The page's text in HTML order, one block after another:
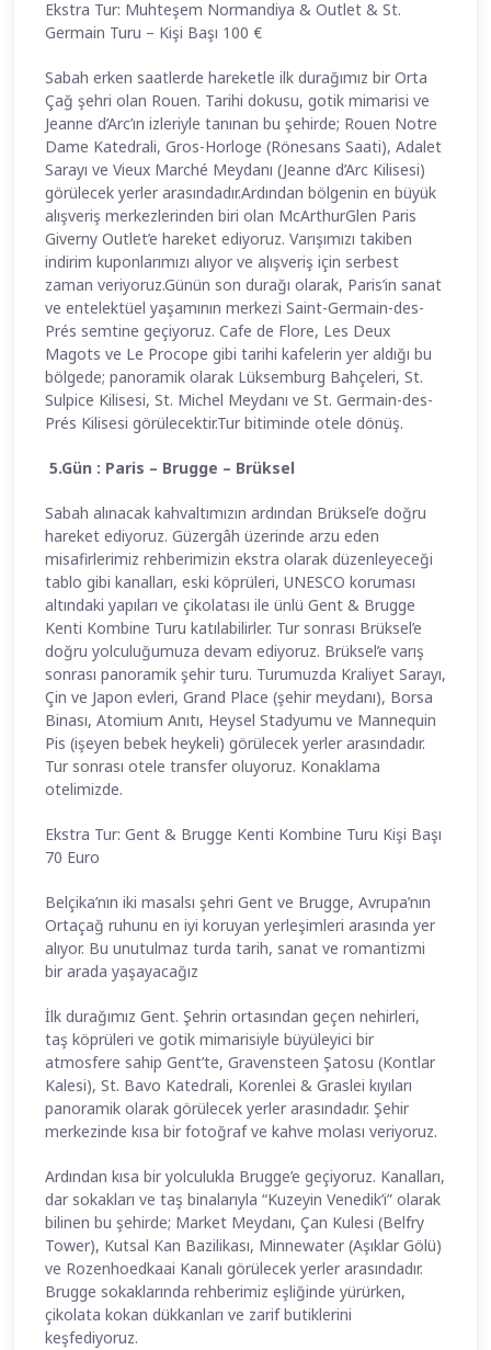
Ekstra Tur: Muhteşem Normandiya & Outlet & St.
Germain Turu – Kişi Başı 100 €
Sabah erken saatlerde hareketle ilk durağımız bir Orta
Çağ şehri olan Rouen. Tarihi dokusu, gotik mimarisi ve
Jeanne d’Arc’ın izleriyle tanınan bu şehirde; Rouen Notre
Dame Katedrali, Gros-Horloge (Rönesans Saati), Adalet
Sarayı ve Vieux Marché Meydanı (Jeanne d’Arc Kilisesi)
görülecek yerler arasındadır.Ardından bölgenin en büyük
alışveriş merkezlerinden biri olan McArthurGlen Paris
Giverny Outlet’e hareket ediyoruz. Varışımızı takiben
indirim kuponlarımızı alıyor ve alışveriş için serbest
zaman veriyoruz.Günün son durağı olarak, Paris’in sanat
ve entelektüel yaşamının merkezi Saint-Germain-des-
Prés semtine geçiyoruz. Cafe de Flore, Les Deux
Magots ve Le Procope gibi tarihi kafelerin yer aldığı bu
bölgede; panoramik olarak Lüksemburg Bahçeleri, St.
Sulpice Kilisesi, St. Michel Meydanı ve St. Germain-des-
Prés Kilisesi görülecektir.Tur bitiminde otele dönüş.
5.Gün : Paris – Brugge – Brüksel
Sabah alınacak kahvaltımızın ardından Brüksel’e doğru
hareket ediyoruz. Güzergâh üzerinde arzu eden
misafirlerimiz rehberimizin ekstra olarak düzenleyeceği
tablo gibi kanalları, eski köprüleri, UNESCO koruması
altındaki yapıları ve çikolatası ile ünlü Gent & Brugge
Kenti Kombine Turu katılabilirler. Tur sonrası Brüksel’e
doğru yolculuğumuza devam ediyoruz. Brüksel’e varış
sonrası panoramik şehir turu. Turumuzda Kraliyet Sarayı,
Çin ve Japon evleri, Grand Place (şehir meydanı), Borsa
Binası, Atomium Anıtı, Heysel Stadyumu ve Mannequin
Pis (işeyen bebek heykeli) görülecek yerler arasındadır.
Tur sonrası otele transfer oluyoruz. Konaklama
otelimizde.
Ekstra Tur: Gent & Brugge Kenti Kombine Turu Kişi Başı
70 Euro
Belçika’nın iki masalsı şehri Gent ve Brugge, Avrupa’nın
Ortaçağ ruhunu en iyi koruyan yerleşimleri arasında yer
alıyor. Bu unutulmaz turda tarih, sanat ve romantizmi
bir arada yaşayacağız
İlk durağımız Gent. Şehrin ortasından geçen nehirleri,
taş köprüleri ve gotik mimarisiyle büyüleyici bir
atmosfere sahip Gent’te, Gravensteen Şatosu (Kontlar
Kalesi), St. Bavo Katedrali, Korenlei & Graslei kıyıları
panoramik olarak görülecek yerler arasındadır. Şehir
merkezinde kısa bir fotoğraf ve kahve molası veriyoruz.
Ardından kısa bir yolculukla Brugge’e geçiyoruz. Kanalları,
dar sokakları ve taş binalarıyla “Kuzeyin Venedik’i” olarak
bilinen bu şehirde; Market Meydanı, Çan Kulesi (Belfry
Tower), Kutsal Kan Bazilikası, Minnewater (Aşıklar Gölü)
ve Rozenhoedkaai Kanalı görülecek yerler arasındadır.
Brugge sokaklarında rehberimiz eşliğinde yürürken,
çikolata kokan dükkanları ve zarif butiklerini
keşfediyoruz.